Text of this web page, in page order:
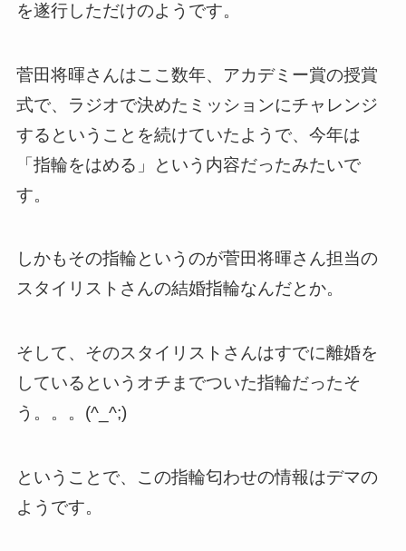
を遂行しただけのようです。
菅田将暉さんはここ数年、アカデミー賞の授賞
式で、ラジオで決めたミッションにチャレンジ
するということを続けていたようで、今年は
「指輪をはめる」という内容だったみたいで
す。
しかもその指輪というのが菅田将暉さん担当の
スタイリストさんの結婚指輪なんだとか。
そして、そのスタイリストさんはすでに離婚を
しているというオチまでついた指輪だったそ
う。。。(^_^;)
ということで、この指輪匂わせの情報はデマの
ようです。